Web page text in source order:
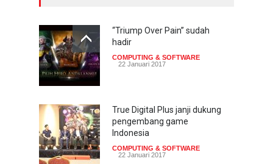
“Triump Over Pain” sudah
hadir
COMPUTING & SOFTWARE
22 Januari 2017
True Digital Plus janji dukung
pengembang game
Indonesia
COMPUTING & SOFTWARE
22 Januari 2017